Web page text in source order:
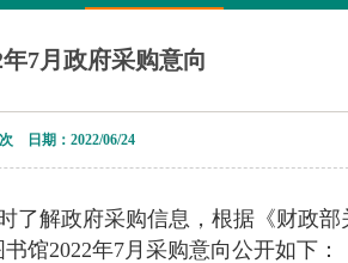
7月政府采购意向
日期：2022/06/24
了解政府采购信息，根据《财政
馆2022年7月采购意向公开如下：